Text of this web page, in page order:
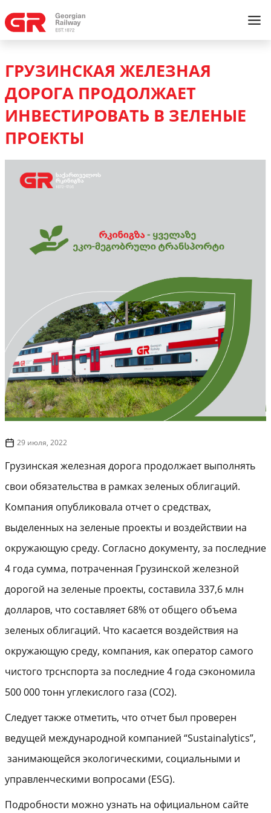
ГРУЗИНСКАЯ ЖЕЛЕЗНАЯ
ДОРОГА ПРОДОЛЖАЕТ
ИНВЕСТИРОВАТЬ В ЗЕЛЕНЫЕ
ПРОЕКТЫ
29 июля, 2022
Грузинская железная дорога продолжает выполнять
свои обязательства в рамках зеленых облигаций.
Компания опубликовала отчет о средствах,
выделенных на зеленые проекты и воздействии на
окружающую среду. Согласно документу, за последние
4 года сумма, потраченная Грузинской железной
дорогой на зеленые проекты, составила 337,6 млн
долларов, что составляет 68% от общего объема
зеленых облигаций. Что касается воздействия на
окружающую среду, компания, как оператор самого
чистого трснспорта за последние 4 года сэкономила
500 000 тонн углекислого газа (CO2).
Следует также отметить, что отчет был проверен
ведущей международной компанией “Sustainalytics”,
занимающейся экологическими, социальными и
управленческими вопросами (ESG).
Подробности можно узнать на официальном сайте